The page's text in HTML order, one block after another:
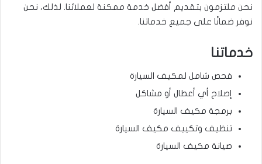
نحن ملتزمون بتقديم أفضل خدمة ممكنة لعملائنا. لذلك، نحن
نوفر ضمانًا على جميع خدماتنا.
خدماتنا
فحص شامل لمكيف السيارة
إصلاح أي أعطال أو مشاكل
برمجة مكيف السيارة
تنظيف وتكييف مكيف السيارة
صيانة مكيف السيارة